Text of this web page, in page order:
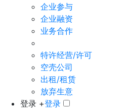
企业参与
企业融资
业务合作
特许经营/许可
空壳公司
出租/租赁
放弃生意
登录 +登录